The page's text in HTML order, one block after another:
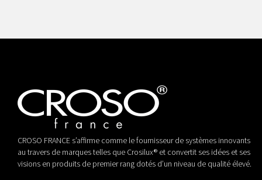
CROSO FRANCE s’affirme comme le fournisseur de systèmes innovants
au travers de marques telles que Crosilux® et convertit ses idées et ses
visions en produits de premier rang dotés d’un niveau de qualité élevé.